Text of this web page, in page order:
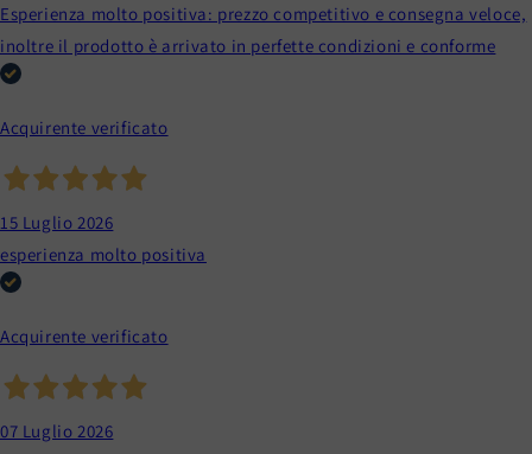
Esperienza molto positiva: prezzo competitivo e consegna veloce,
inoltre il prodotto è arrivato in perfette condizioni e conforme
Acquirente verificato
15 Luglio 2026
esperienza molto positiva
Acquirente verificato
07 Luglio 2026